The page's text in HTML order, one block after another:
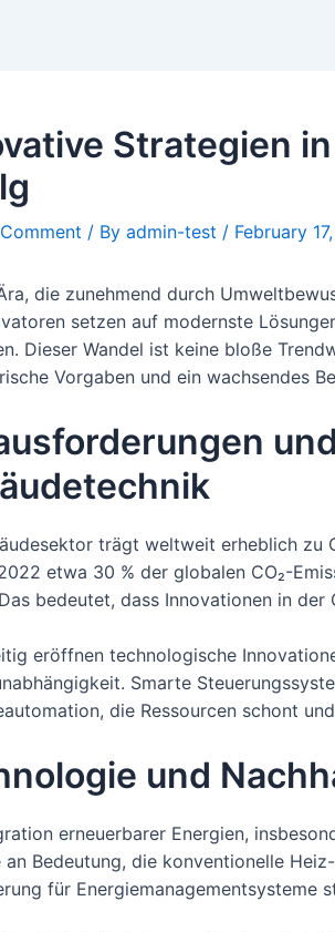
Strategien
/ By admin-test / February
die zunehmend durch
setzen auf modernste
Dieser Wandel ist keine bloße
Vorgaben und ein wachsendes
trägt weltweit erheblich zu
etwa 30 % der globalen CO₂-
bedeutet, dass Innovationen in der
eröffnen technologische
Smarte
die Ressourcen schont
und
erneuerbarer Energien,
an Bedeutung, die konventionelle
für Energiemanagementsysteme